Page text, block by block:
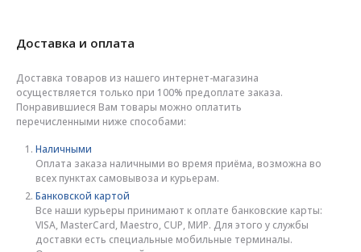
Доставка и оплата
Доставка товаров из нашего интернет-магазина
осуществляется только при 100% предоплате заказа.
Понравившиеся Вам товары можно оплатить
перечисленными ниже способами:
Наличными
Оплата заказа наличными во время приёма, возможна во
всех пунктах самовывоза и курьерам.
Банковской картой
Все наши курьеры принимают к оплате банковские карты:
VISA, MasterCard, Maestro, CUP, МИР. Для этого у службы
доставки есть специальные мобильные терминалы.